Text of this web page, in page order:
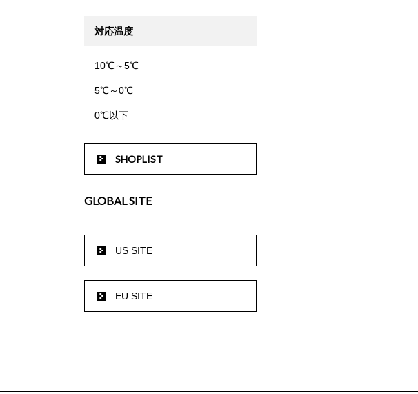
対応温度
10℃～5℃
5℃～0℃
0℃以下
SHOPLIST
GLOBAL SITE
US SITE
EU SITE